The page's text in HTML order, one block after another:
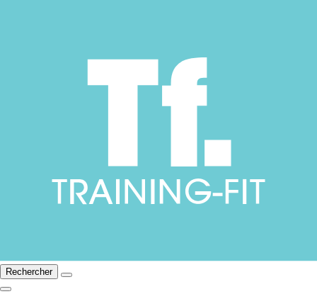
Rechercher